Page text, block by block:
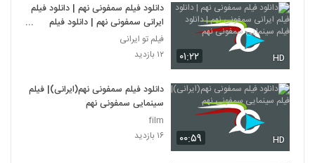
۰۱:۲۲ HD
دانلود فیلم سمفونی نهم | دانلود فیلم
ایرانی سمفونی نهم | دانلود فیلم
سینمایی سمفونی نهم
فیلم تو ایرانی
۱۲ بازدید
۰۰:۵۹ HD
دانلود فیلم سمفونی نهم(ایرانی)| فیلم
سینمایی سمفونی نهم
film
۱۶ بازدید